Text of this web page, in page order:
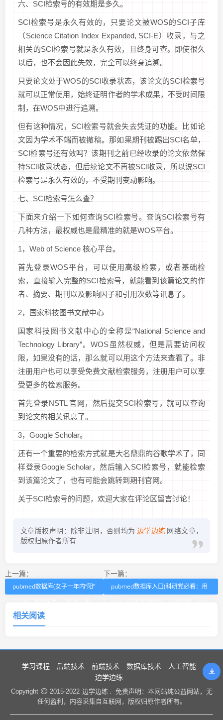
六、SCI检索号的有效期是多久。
SCI检索号是永久有效的，只要论文被WOS的SCI子库
（Science Citation Index Expanded, SCI-E）收录，与之
相关的SCI检索号就是永久有效，且终身可查。即使很久
以后，也不会因此失效，完全可以终身追溯。
只要论文处于WOS的SCI收录状态，该论文的SCI检索号
就可以正常使用，始终证明作者的学术成果，不受时间限
制，在WOS中进行追溯。
但有这种情况，SCI检索号就会失去凭证的功能。比如论
文因为学术不端而被撤稿。那如果期刊被踢出SCI名单，
SCI检索号还有效吗？该期刊之前已经收录的论文依然保
持SCI收录状态，但后续论文不再被SCI收录，所以说SCI
检索号是永久有效的，不受期刊变动影响。
七、SCI检索号怎么查？
下面来介绍一下如何查询SCI检索号。查询SCI检索号有
几种方法，最权威也是最精准的就是WOS平台。
1，Web of Science 核心平台。
首先登录WOS平台，可以使用高级检索，或者基础检
索，直接输入完整的SCI检索号，就能看到该篇论文的作
者、摘要、期刊以及影响因子和引用次数等讯息了。
2，国家科技图书文献中心
国家科技图书文献中心的全称是“National Science and
Technology Library”。WOS虽然权威，但是需要访问权
限，如果没有的话，那么就可以用这个方法来查看了。非
注册用户也可以享受免费文献检索服务，注册用户可以享
受更多的检索服务。
首先登录NSTL 官网，然后提交SCI检索号，就可以查询
到论文的相关讯息了。
3，Google Scholar。
还有一个重要的检索方式就是大名鼎鼎的谷歌学术了，同
样登录Google Scholar，然后输入SCI检索号，就能检索
到该篇论文了，也有可能会跳转到期刊官网。
关于SCI检索号的问题，欢迎大家在评论区留言讨论！
文章版权声明：除非注明，否则均为 边学边练 网络文章，
版权归原作者所有
上一篇：
pubmed数据库(女子一年内“阳”
内首例！)
下一篇：
pubmed数据库入口(科研党必看：用
相关阅读
学习课程 后端技术 前端技术 数据库技术
人工智能
边学边练
Copyright 2015-2022 边学边练 .
免责声明：本网站纯公益网站，无
任何盈利，内容采集自互联网，版权归原作者所有。